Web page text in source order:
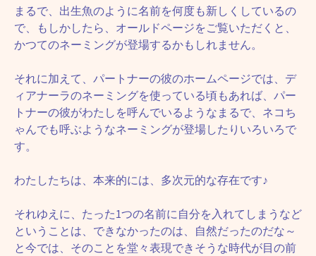
まるで、出生魚のように名前を何度も新しくしているの
で、もしかしたら、オールドページをご覧いただくと、
かつてのネーミングが登場するかもしれません。
それに加えて、パートナーの彼のホームページでは、デ
ィアナーラのネーミングを使っている頃もあれば、パー
トナーの彼がわたしを呼んでいるようなまるで、ネコち
ゃんでも呼ぶようなネーミングが登場したりいろいろで
す。
わたしたちは、本来的には、多次元的な存在です♪
それゆえに、たった1つの名前に自分を入れてしまうなど
ということは、できなかったのは、自然だったのだな～
と今では、そのことを堂々表現できそうな時代が目の前